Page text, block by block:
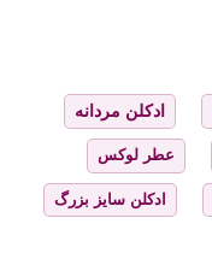
ادکلن مردانه
عطر لوکس
ادکلن سایز بزرگ